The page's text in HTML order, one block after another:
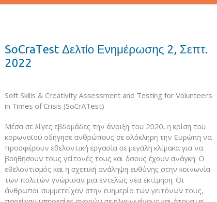
SoCraTest Δελτίο Ενημέρωσης 2, Σεπτ.
2022
Soft Skills & Creativity Assessment and Testing for Volunteers
in Times of Crisis (SoCrATest)
Μέσα σε λίγες εβδομάδες την άνοιξη του 2020, η κρίση του
κορωνοϊού οδήγησε ανθρώπους σε ολόκληρη την Ευρώπη να
προσφέρουν εθελοντική εργασία σε μεγάλη κλίμακα για να
βοηθήσουν τους γείτονές τους και όσους έχουν ανάγκη. Ο
εθελοντισμός και η σχετική ανάληψη ευθύνης στην κοινωνία
των πολιτών γνώρισαν μια εντελώς νέα εκτίμηση. Οι
άνθρωποι συμμετείχαν στην ευημερία των γειτόνων τους,